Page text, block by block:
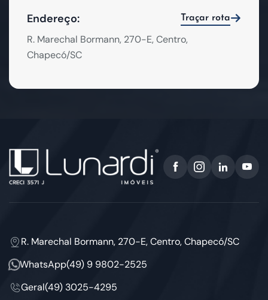
Endereço: Traçar rota
R. Marechal Bormann, 270-E, Centro,
Chapecó/SC
R. Marechal Bormann, 270-E, Centro, Chapecó/SC
WhatsApp(49) 9 9802-2525
Geral(49) 3025-4295